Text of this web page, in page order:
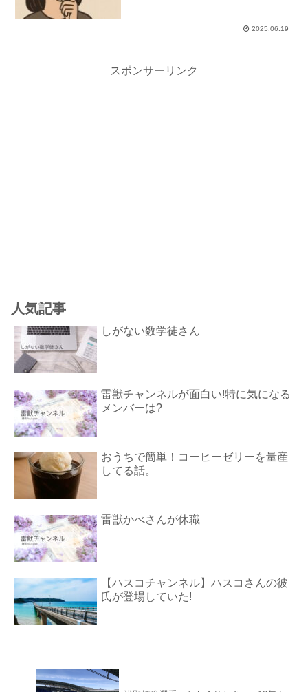
2025.06.19
スポンサーリンク
人気記事
しがない数学徒さん
雷獣チャンネルが面白い!特に気になる
メンバーは?
おうちで簡単！コーヒーゼリーを量産
してる話。
雷獣かべさんが休職
【ハスコチャンネル】ハスコさんの彼
氏が登場していた!